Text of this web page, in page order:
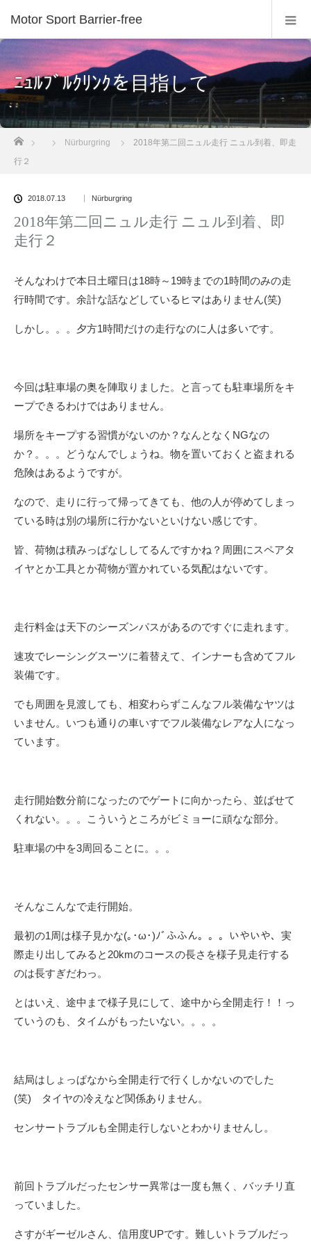
Motor Sport Barrier-free
ﾆｭﾙﾌﾞﾙｸﾘﾝｸを目指して
Nürburgring
2018年第二回ニュル走行 ニュル到着、即走
行２
2018.07.13 Nürburgring
2018年第二回ニュル走行 ニュル到着、即
走行２
そんなわけで本日土曜日は18時～19時までの1時間のみの走
行時間です。余計な話などしているヒマはありません(笑)
しかし。。。夕方1時間だけの走行なのに人は多いです。
今回は駐車場の奥を陣取りました。と言っても駐車場所をキ
ープできるわけではありません。
場所をキープする習慣がないのか？なんとなくNGなの
か？。。。どうなんでしょうね。物を置いておくと盗まれる
危険はあるようですが。
なので、走りに行って帰ってきても、他の人が停めてしまっ
ている時は別の場所に行かないといけない感じです。
皆、荷物は積みっぱなししてるんですかね？周囲にスペアタ
イヤとか工具とか荷物が置かれている気配はないです。
走行料金は天下のシーズンパスがあるのですぐに走れます。
速攻でレーシングスーツに着替えて、インナーも含めてフル
装備です。
でも周囲を見渡しても、相変わらずこんなフル装備なヤツは
いません。いつも通りの車いすでフル装備なレアな人になっ
ています。
走行開始数分前になったのでゲートに向かったら、並ばせて
くれない。。。こういうところがビミョーに頑なな部分。
駐車場の中を3周回ることに。。。
そんなこんなで走行開始。
最初の1周は様子見かな(｡･ω･)ﾉﾞふふん。。。いやいや、実
際走り出してみると20kmのコースの長さを様子見走行する
のは長すぎだわっ。
とはいえ、途中まで様子見にして、途中から全開走行！！っ
ていうのも、タイムがもったいない。。。。
結局はしょっぱなから全開走行で行くしかないのでした
(笑) タイヤの冷えなど関係ありません。
センサートラブルも全開走行しないとわかりませんし。
前回トラブルだったセンサー異常は一度も無く、バッチリ直
っていました。
さすがギーゼルさん、信用度UPです。難しいトラブルだっ